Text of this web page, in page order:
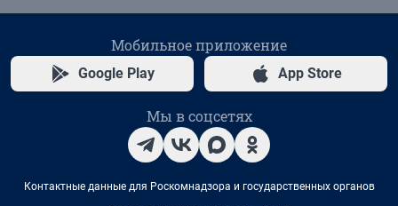
Мобильное приложение
Google Play App Store
Мы в соцсетях
Контактные данные для Роскомнадзора и государственных органов